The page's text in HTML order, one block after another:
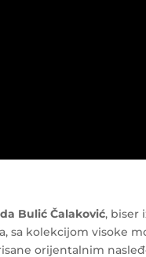
Bulić Čalaković, biser
sa kolekcijom visoke
orijentalnim